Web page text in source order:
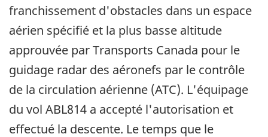
franchissement d'obstacles dans un espace
aérien spécifié et la plus basse altitude
approuvée par Transports Canada pour le
guidage radar des aéronefs par le contrôle
de la circulation aérienne (ATC). L'équipage
du vol ABL814 a accepté l'autorisation et
effectué la descente. Le temps que le